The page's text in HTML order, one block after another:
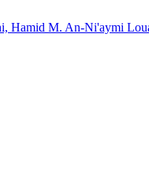
Hamid M. An-Ni'aymi